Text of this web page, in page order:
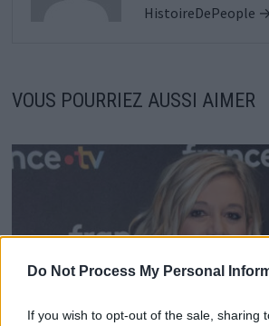
Do Not Process My Personal
If you wish to opt-out of the sale, sharing
HistoireDePeople →
VOUS POURRIEZ AUSSI AIMER